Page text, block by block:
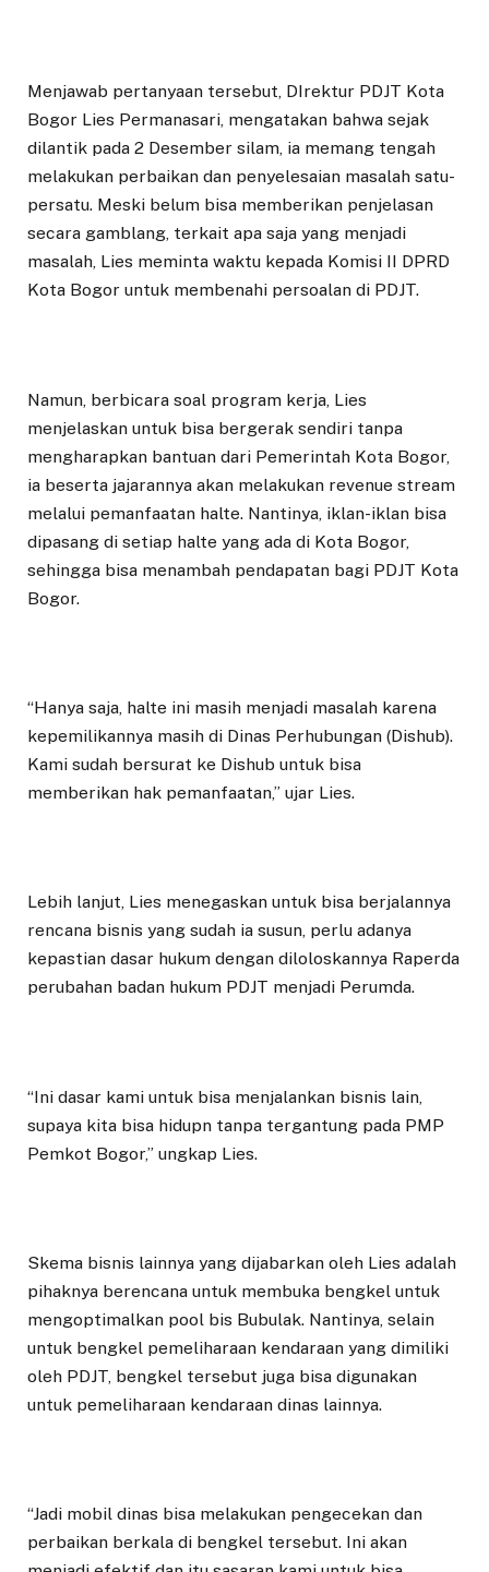
Menjawab pertanyaan tersebut, DIrektur PDJT Kota
Bogor Lies Permanasari, mengatakan bahwa sejak
dilantik pada 2 Desember silam, ia memang tengah
melakukan perbaikan dan penyelesaian masalah satu-
persatu. Meski belum bisa memberikan penjelasan
secara gamblang, terkait apa saja yang menjadi
masalah, Lies meminta waktu kepada Komisi II DPRD
Kota Bogor untuk membenahi persoalan di PDJT.
Namun, berbicara soal program kerja, Lies
menjelaskan untuk bisa bergerak sendiri tanpa
mengharapkan bantuan dari Pemerintah Kota Bogor,
ia beserta jajarannya akan melakukan revenue stream
melalui pemanfaatan halte. Nantinya, iklan-iklan bisa
dipasang di setiap halte yang ada di Kota Bogor,
sehingga bisa menambah pendapatan bagi PDJT Kota
Bogor.
“Hanya saja, halte ini masih menjadi masalah karena
kepemilikannya masih di Dinas Perhubungan (Dishub).
Kami sudah bersurat ke Dishub untuk bisa
memberikan hak pemanfaatan,” ujar Lies.
Lebih lanjut, Lies menegaskan untuk bisa berjalannya
rencana bisnis yang sudah ia susun, perlu adanya
kepastian dasar hukum dengan diloloskannya Raperda
perubahan badan hukum PDJT menjadi Perumda.
“Ini dasar kami untuk bisa menjalankan bisnis lain,
supaya kita bisa hidupn tanpa tergantung pada PMP
Pemkot Bogor,” ungkap Lies.
Skema bisnis lainnya yang dijabarkan oleh Lies adalah
pihaknya berencana untuk membuka bengkel untuk
mengoptimalkan pool bis Bubulak. Nantinya, selain
untuk bengkel pemeliharaan kendaraan yang dimiliki
oleh PDJT, bengkel tersebut juga bisa digunakan
untuk pemeliharaan kendaraan dinas lainnya.
“Jadi mobil dinas bisa melakukan pengecekan dan
perbaikan berkala di bengkel tersebut. Ini akan